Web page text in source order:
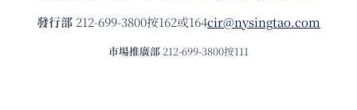
發⾏部 212-699-3800按162或164cir@nysingtao.com
市場推廣部 212-699-3800按111